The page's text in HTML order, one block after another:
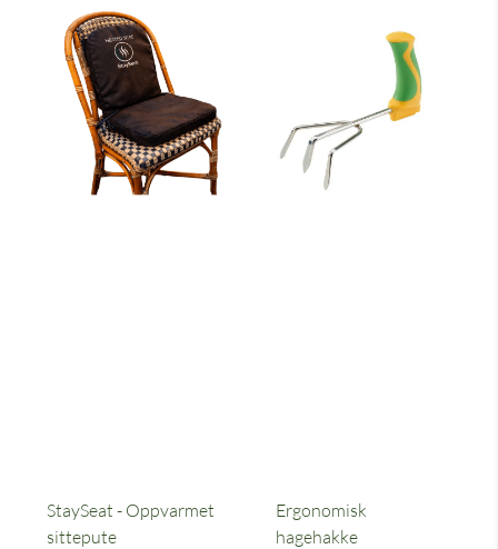
StaySeat - Oppvarmet
sittepute
Ergonomisk
hagehakke